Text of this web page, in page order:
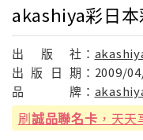
akashiya彩日
出 版 社：
出 版 日 期： 2009/
品
牌：
刷誠品聯名卡 ，天